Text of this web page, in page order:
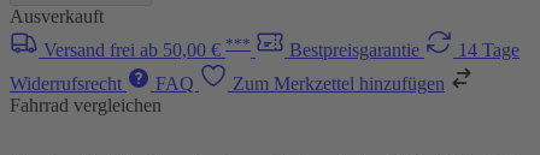
Ausverkauft
Versand frei ab 50,00 € *** Bestpreisgarantie
14 Tage
Widerrufsrecht
FAQ
Zum Merkzettel hinzufügen
Fahrrad vergleichen